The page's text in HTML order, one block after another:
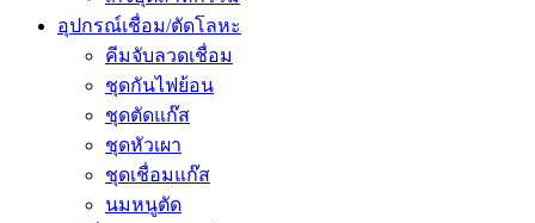
อุปกรณ์เชื่อม/ตัดโลหะ
คีมจับลวดเชื่อม
ชุดกันไฟย้อน
ชุดตัดแก๊ส
ชุดหัวเผา
ชุดเชื่อมแก๊ส
นมหนูตัด